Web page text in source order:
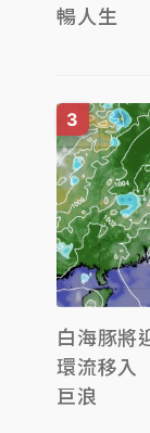
暢人生
白海豚將
環流移入
巨浪